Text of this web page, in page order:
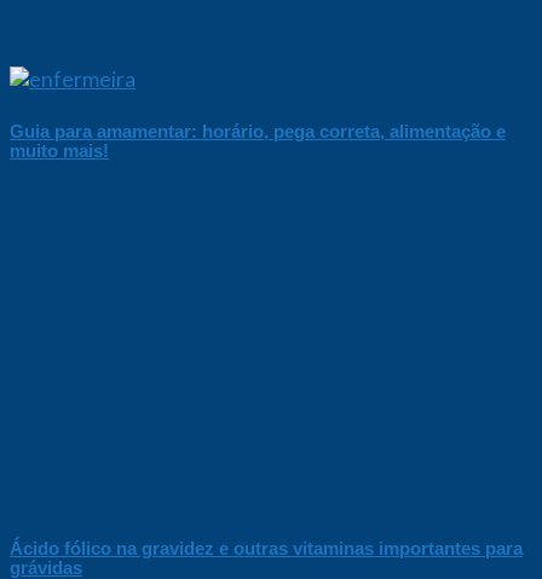
Guia para amamentar: horário, pega correta, alimentação e
muito mais!
Ácido fólico na gravidez e outras vitaminas importantes para
grávidas